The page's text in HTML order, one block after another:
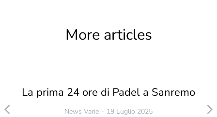
More articles
La prima 24 ore di Padel a Sanremo
News Varie 19 Luglio 2025